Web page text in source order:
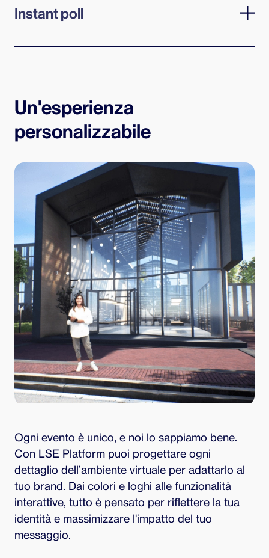
Instant poll
Questionari a scelta multipla in tempo reale per
Un'esperienza
personalizzabile
Ogni evento è unico, e noi lo sappiamo bene.
Con LSE Platform puoi progettare ogni
dettaglio dell’ambiente virtuale per adattarlo al
tuo brand. Dai colori e loghi alle funzionalità
interattive, tutto è pensato per riflettere la tua
identità e massimizzare l'impatto del tuo
messaggio.